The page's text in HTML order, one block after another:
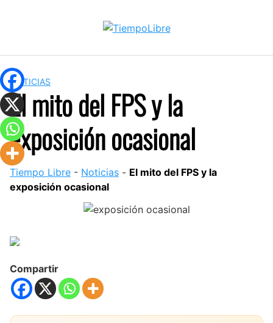
NOTICIAS
El mito del FPS y la
exposición ocasional
Tiempo Libre - Noticias - El mito del FPS y la
exposición ocasional
Compartir